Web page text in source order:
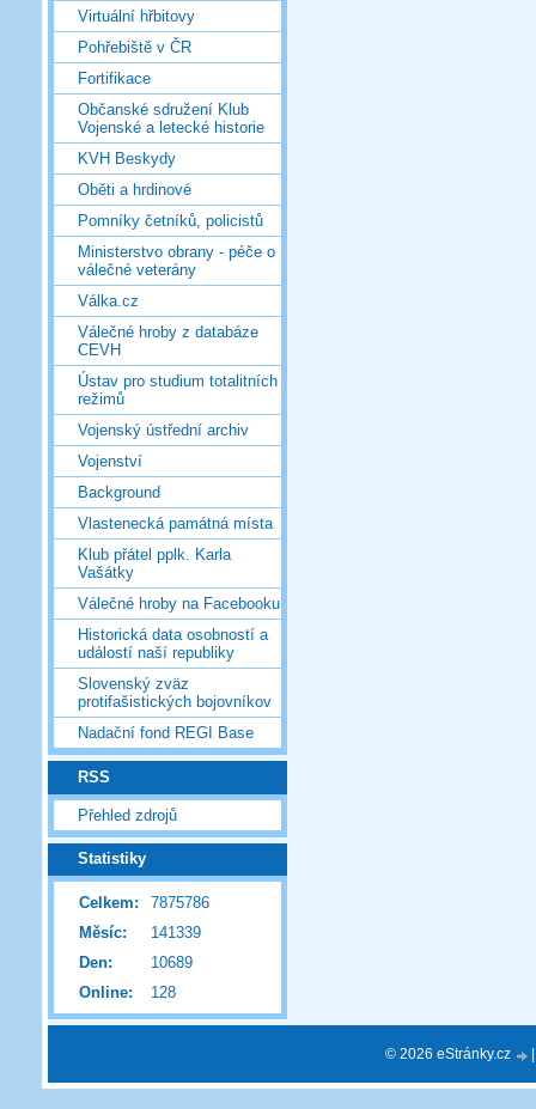
Virtuální hřbitovy
Pohřebiště v ČR
Fortifikace
Občanské sdružení Klub
Vojenské a letecké historie
KVH Beskydy
Oběti a hrdinové
Pomníky četníků, policistů
Ministerstvo obrany - péče o
válečné veterány
Válka.cz
Válečné hroby z databáze
CEVH
Ústav pro studium totalitních
režimů
Vojenský ústřední archiv
Vojenství
Background
Vlastenecká památná místa
Klub přátel pplk. Karla
Vašátky
Válečné hroby na Facebooku
Historická data osobností a
událostí naší republiky
Slovenský zväz
protifašistických bojovníkov
Nadační fond REGI Base
RSS
Přehled zdrojů
Statistiky
Online: 128
Celkem:
7875786
Měsíc:
141339
Den:
10689
© 2026 eStránky.cz